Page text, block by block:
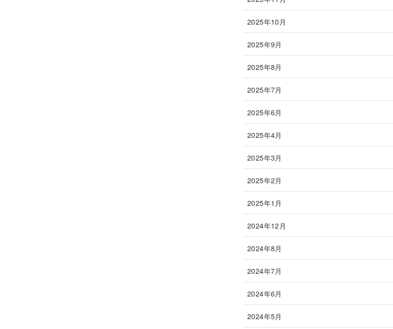
2025年10月
2025年9月
2025年8月
2025年7月
2025年6月
2025年4月
2025年3月
2025年2月
2025年1月
2024年12月
2024年8月
2024年7月
2024年6月
2024年5月